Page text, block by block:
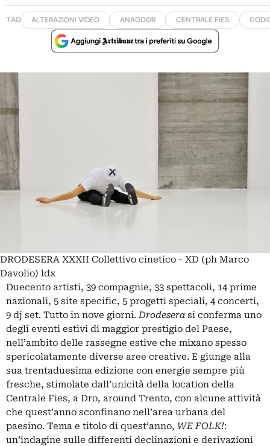
TAG ALTERAZIONI VIDEO ANAGOOR CENTRALE FIES
DRODESERA XXXII Collettivo cinetico - XD (ph Marco
Davolio) ldx
Duecento artisti, 39 compagnie, 33 spettacoli, 14 prime
nazionali, 5 site specific, 5 progetti speciali, 4 concerti,
9 dj set. Tutto in nove giorni.Drodesera si conferma uno
degli eventi estivi di maggior prestigio del Paese,
nell’ambito delle rassegne estive che mixano spesso
spericolatamente diverse aree creative. E giunge alla
sua trentaduesima edizione con energie sempre più
fresche, stimolate dall’unicità della location della
Centrale Fies, a Dro, around Trento, con alcune attività
che quest’anno sconfinano nell’area urbana del
paesino. Tema e titolo di quest’anno, WE FOLK!:
un’indagine sulle differenti declinazioni e derivazioni